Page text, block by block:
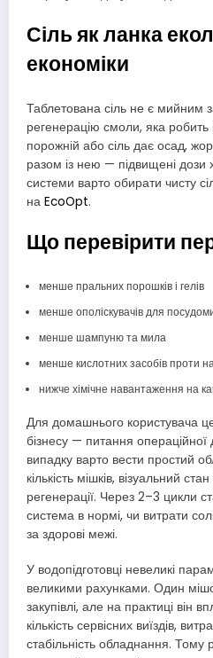
Сіль як ланка
економіки
Таблетована сіль не є мийним
регенерацію смоли, яка
порожній або сіль дає осад,
разом із нею — підвищені дози
системи варто обирати чисту
на EcoOpt.
Що перевірити
менше пральних порошків і гелів
менше ополіскувачів для
менше шампуню та мила
менше кислотних засобів проти
нижче хімічне навантаження на
Для домашнього користувача
бізнесу — питання
випадку варто вести простий
кількість мішків, візуальний
регенерації. Через 2–3 цикли
система в нормі, чи витрати
за здорові межі.
У водопідготовці невеликі
великими рахунками. Один
закупівлі, але на практиці він
кількість сервісних виїздів,
стабільність обладнання.